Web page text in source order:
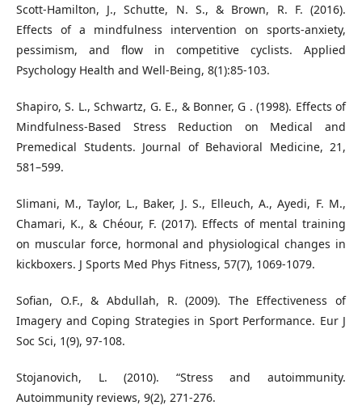
Scott-Hamilton, J., Schutte, N. S., & Brown, R. F. (2016).
Effects of a mindfulness intervention on sports-anxiety,
pessimism, and flow in competitive cyclists. Applied
Psychology Health and Well-Being, 8(1):85-103.
Shapiro, S. L., Schwartz, G. E., & Bonner, G . (1998). Effects of
Mindfulness-Based Stress Reduction on Medical and
Premedical Students. Journal of Behavioral Medicine, 21,
581–599.
Slimani, M., Taylor, L., Baker, J. S., Elleuch, A., Ayedi, F. M.,
Chamari, K., & Chéour, F. (2017). Effects of mental training
on muscular force, hormonal and physiological changes in
kickboxers. J Sports Med Phys Fitness, 57(7), 1069-1079.
Sofian, O.F., & Abdullah, R. (2009). The Effectiveness of
Imagery and Coping Strategies in Sport Performance. Eur J
Soc Sci, 1(9), 97-108.
Stojanovich, L. (2010). “Stress and autoimmunity.
Autoimmunity reviews, 9(2), 271-276.